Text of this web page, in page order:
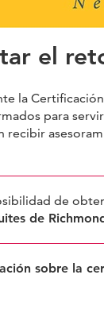
el
la
para
recibir
de
de
sobre la